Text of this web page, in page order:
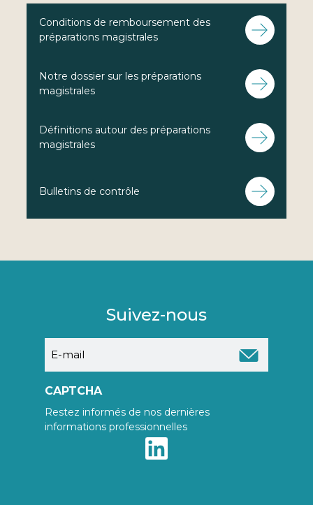
Conditions de remboursement des
préparations magistrales
Notre dossier sur les préparations
magistrales
Définitions autour des préparations
magistrales
Bulletins de contrôle
Suivez-nous
mail
CAPTCHA
Restez informés de nos dernières
informations professionnelles